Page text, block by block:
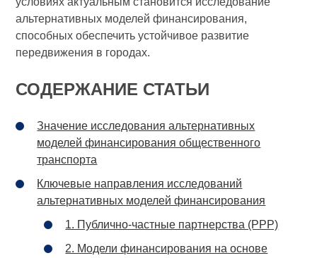
альтернативных моделей финансирования,
способных обеспечить устойчивое развитие
передвижения в городах.
СОДЕРЖАНИЕ СТАТЬИ
Значение исследования альтернативных
моделей финансирования общественного
транспорта
Ключевые направления исследований
альтернативных моделей финансирования
1. Публично-частные партнерства (PPP)
2. Модели финансирования на основе